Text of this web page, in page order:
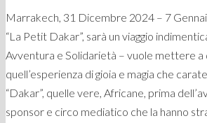
Marrakech, 31 Dicembre 2024 – 7
“La Petit Dakar”, sarà un viaggio
Avventura e Solidarietà – vuole mettere
quell’esperienza di gioia e magia che
“Dakar”, quelle vere, Africane, prima
sponsor e circo mediatico che la hanno